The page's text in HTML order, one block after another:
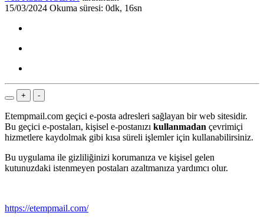
15/03/2024 Okuma süresi: 0dk, 16sn
+ -
Etempmail.com geçici e-posta adresleri sağlayan bir web sitesidir.
Bu geçici e-postaları, kişisel e-postanızı kullanmadan çevrimiçi
hizmetlere kaydolmak gibi kısa süreli işlemler için kullanabilirsiniz.
Bu uygulama ile gizliliğinizi korumanıza ve kişisel gelen
kutunuzdaki istenmeyen postaları azaltmanıza yardımcı olur.
https://etempmail.com/